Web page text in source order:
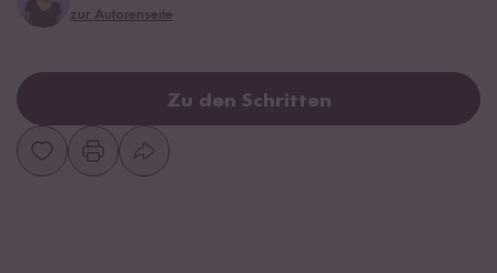
zur Autorenseite
Zu den Schritten